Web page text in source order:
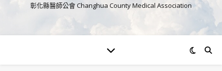
彰化縣醫師公會 Changhua County Medical Association